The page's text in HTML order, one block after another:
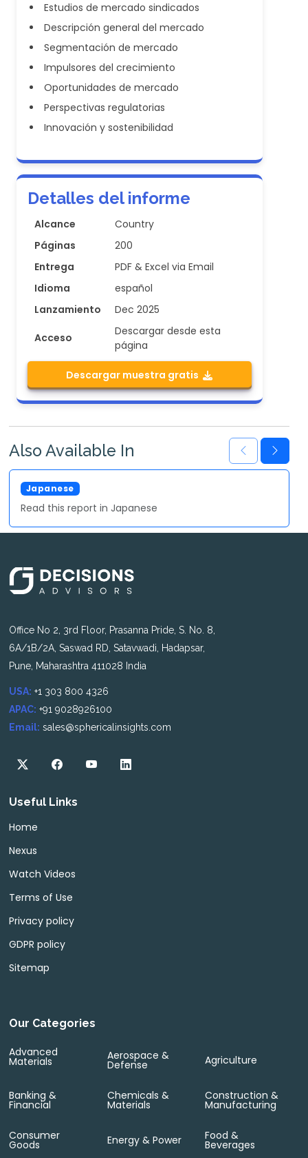
Estudios de mercado sindicados
Descripción general del mercado
Segmentación de mercado
Impulsores del crecimiento
Oportunidades de mercado
Perspectivas regulatorias
Innovación y sostenibilidad
Detalles del informe
Alcance
Country
Páginas
200
Entrega
PDF & Excel via Email
Idioma
español
Lanzamiento
Dec 2025
Acceso
Descargar desde esta
página
Descargar muestra gratis
Also Available In
Japanese
Read this report in Japanese
Office No 2, 3rd Floor, Prasanna Pride, S. No. 8,
6A/1B/2A, Saswad RD, Satavwadi, Hadapsar,
Pune, Maharashtra 411028 India
USA: +1 303 800 4326
APAC: +91 9028926100
Email: sales@sphericalinsights.com
Useful Links
Home
Nexus
Watch Videos
Terms of Use
Privacy policy
GDPR policy
Sitemap
Our Categories
Advanced
Materials Aerospace &
Defense Agriculture
Banking &
Financial
Chemicals &
Materials
Construction &
Manufacturing
Consumer
Goods Energy & Power Food &
Beverages